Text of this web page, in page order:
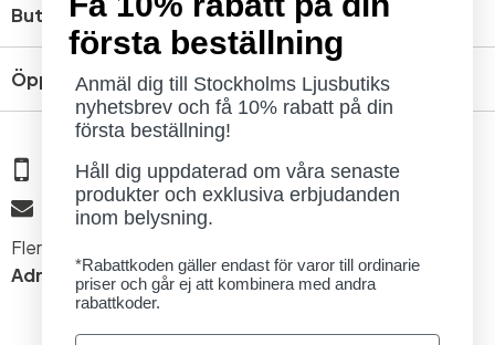
Butik
Öppettider
08 - 654 29 00
info@ljusbutik.se
Fler kontaktuppgifter »
Adress:
Kungsholmsgatan 6, 112 27 Stockholm
första beställning
Anmäl dig till Stockholms Ljusbutiks
nyhetsbrev och få 10% rabatt på din
första beställning!
Håll dig uppdaterad om våra senaste
produkter och exklusiva erbjudanden
inom belysning.
*Rabattkoden gäller endast för varor till ordinarie
priser och går ej att kombinera med andra
rabattkoder.